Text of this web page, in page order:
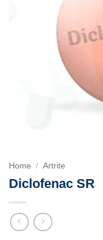
Home / Artrite
Diclofenac SR